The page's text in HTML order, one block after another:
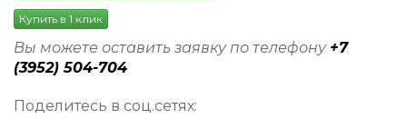
Купить в 1 клик
Вы можете оставить заявку по телефону +7
(3952) 504-704
Поделитесь в соц.сетях: